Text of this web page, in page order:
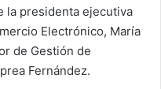
la presidenta ejecutiva
Electrónico, María
de Gestión de
Fernández.